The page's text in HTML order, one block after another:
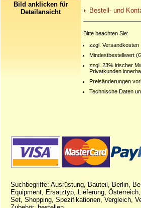
Bild anklicken für
Detailansicht
Bestell- und
Bitte beachten Sie:
zzgl. Versandkosten
Mindestbestellwert
zzgl. 23% irischer
Privatkunden
Preisänderungen
Technische Daten
Suchbegriffe: Ausrüstung, Bauteil, Berlin,
Equipment, Ersatztyp, Lieferung,
Set, Shopping, Spezifikationen, Vergleich,